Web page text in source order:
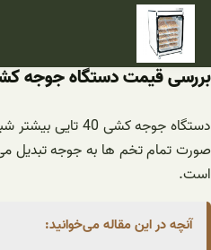
رفتن
محتوا
بررسی قیمت دستگاه جوجه کشی 40
دستگاه جوجه
صورت تمام تخم ها به جوجه تبدیل می
است.
آنچه در این مقاله می‌خوانید: